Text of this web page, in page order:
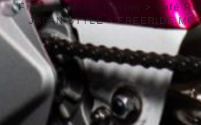
Freeride Motos Racing > Café
JAPAN STYLE>